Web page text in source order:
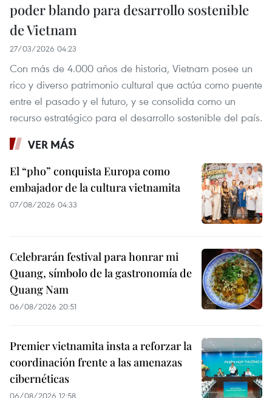
poder blando para desarrollo sostenible
de Vietnam
27/03/2026 04:23
Con más de 4.000 años de historia, Vietnam posee un
rico y diverso patrimonio cultural que actúa como puente
entre el pasado y el futuro, y se consolida como un
recurso estratégico para el desarrollo sostenible del país.
VER MÁS
El “pho” conquista Europa como
embajador de la cultura vietnamita
07/08/2026 04:33
Celebrarán festival para honrar mi
Quang, símbolo de la gastronomía de
Quang Nam
06/08/2026 20:51
Premier vietnamita insta a reforzar la
coordinación frente a las amenazas
cibernéticas
06/08/2026 12:58